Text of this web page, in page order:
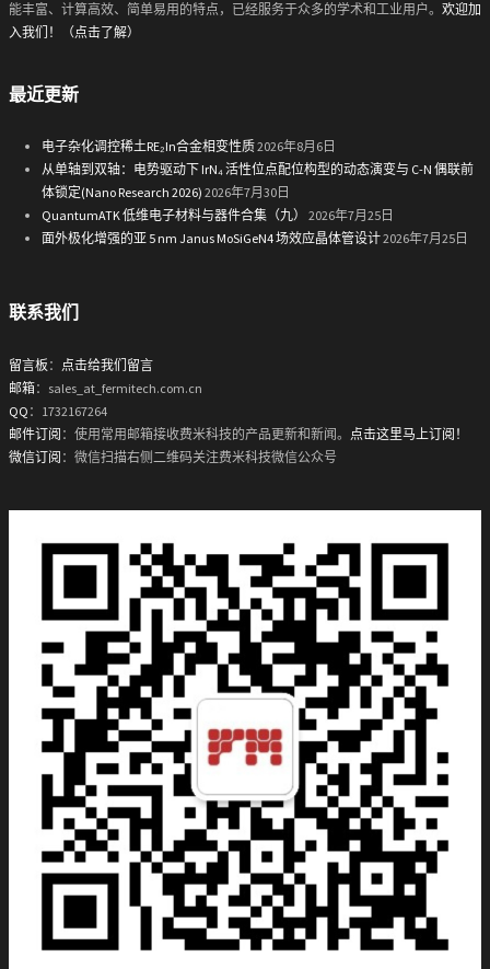
能丰富、计算高效、简单易用的特点，已经服务于众多的学术和工业用户。 欢迎加
入我们！（点击了解）
最近更新
电子杂化调控稀土RE₂In合金相变性质2026年8月6日
从单轴到双轴：电势驱动下 IrN₄ 活性位点配位构型的动态演变与 C-N 偶联前
体锁定(Nano Research 2026) 2026年7月30日
QuantumATK 低维电子材料与器件合集（九）
2026年7月25日
面外极化增强的亚 5 nm Janus MoSiGeN4 场效应晶体管设计2026年7月25日
联系我们
留言板 ： 点击给我们留言
邮箱：sales_at_fermitech.com.cn
QQ ：1732167264
邮件订阅 ：使用常用邮箱接收费米科技的产品更新和新闻。 点击这里马上订阅！
微信订阅 ：微信扫描右侧二维码关注费米科技微信公众号